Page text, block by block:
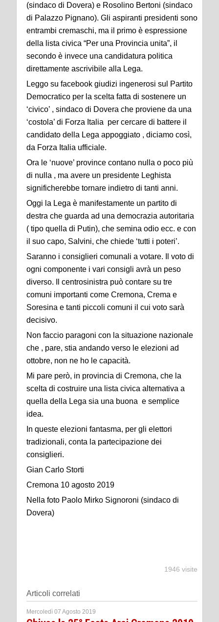
(sindaco di Dovera) e Rosolino Bertoni (sindaco
di Palazzo Pignano). Gli aspiranti presidenti sono
entrambi cremaschi, ma il primo è espressione
della lista civica “Per una Provincia unita”, il
secondo è invece una candidatura politica
direttamente ascrivibile alla Lega.
Leggo su facebook giudizi ingenerosi sul Partito
Democratico per la scelta fatta di sostenere un
‘civico’ , sindaco di Dovera che proviene da una
‘costola’ di Forza Italia per cercare di battere il
candidato della Lega appoggiato , diciamo così,
da Forza Italia ufficiale.
Ora le ‘nuove’ province contano nulla o poco più
di nulla , ma avere un presidente Leghista
significherebbe tornare indietro di tanti anni.
Oggi la Lega è manifestamente un partito di
destra che guarda ad una democrazia autoritaria
( tipo quella di Putin), che semina odio ecc. e con
il suo capo, Salvini, che chiede ‘tutti i poteri’.
Saranno i consiglieri comunali a votare. Il voto di
ogni componente i vari consigli avrà un peso
diverso. Il centrosinistra può contare su tre
comuni importanti come Cremona, Crema e
Soresina e tanti piccoli comuni il cui voto sarà
decisivo.
Non faccio paragoni con la situazione nazionale
che , pare, stia andando verso le elezioni ad
ottobre, non ne ho le capacità.
Mi pare però, in provincia di Cremona, che la
scelta di costruire una lista civica alternativa a
quella della Lega sia una buona e semplice
idea.
In queste elezioni fantasma, per gli elettori
tradizionali, conta la partecipazione dei
consiglieri.
Gian Carlo Storti
Cremona 10 agosto 2019
Nella foto Paolo Mirko Signoroni (sindaco di
Dovera)
1946 visite
Articoli correlati
Mercoledì 07 Agosto 2019